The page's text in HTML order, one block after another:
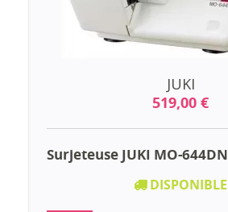
JUKI
519,00 €
Surjeteuse JUKI MO-644DN
DISPONIBLE